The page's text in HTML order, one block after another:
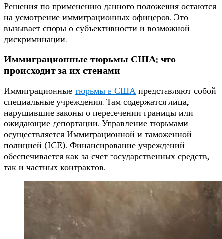
Решения по применению данного положения остаются
на усмотрение иммиграционных офицеров. Это
вызывает споры о субъективности и возможной
дискриминации.
Иммиграционные тюрьмы США: что
происходит за их стенами
Иммиграционные тюрьмы в США представляют собой
специальные учреждения. Там содержатся лица,
нарушившие законы о пересечении границы или
ожидающие депортации. Управление тюрьмами
осуществляется Иммиграционной и таможенной
полицией (ICE). Финансирование учреждений
обеспечивается как за счет государственных средств,
так и частных контрактов.